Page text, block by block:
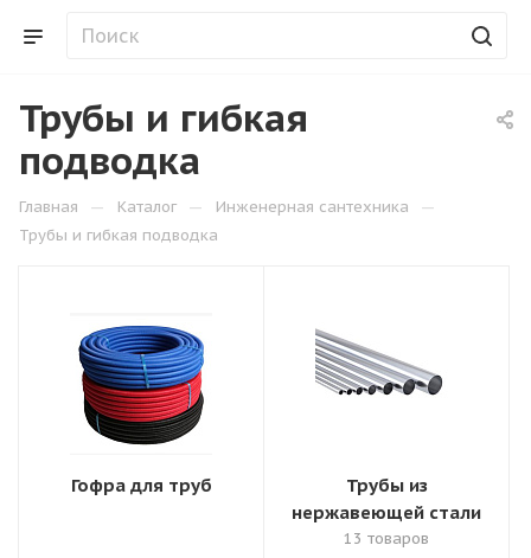
Трубы и гибкая
подводка
Главная — Каталог — Инженерная сантехника —
Трубы и гибкая подводка
Гофра для труб
Трубы из
нержавеющей стали
13 товаров